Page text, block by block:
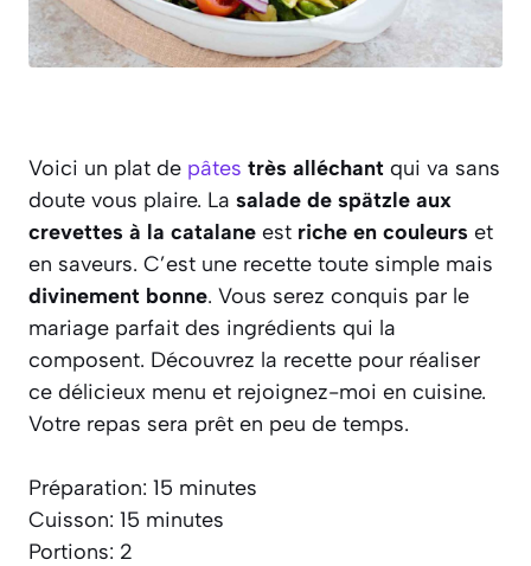
Voici un plat de pâtes très alléchant qui va sans
doute vous plaire. La salade de spätzle aux
crevettes à la catalane est riche en couleurs et
en saveurs. C’est une recette toute simple mais
divinement bonne. Vous serez conquis par le
mariage parfait des ingrédients qui la
composent. Découvrez la recette pour réaliser
ce délicieux menu et rejoignez-moi en cuisine.
Votre repas sera prêt en peu de temps.
Préparation: 15 minutes
Cuisson: 15 minutes
Portions: 2